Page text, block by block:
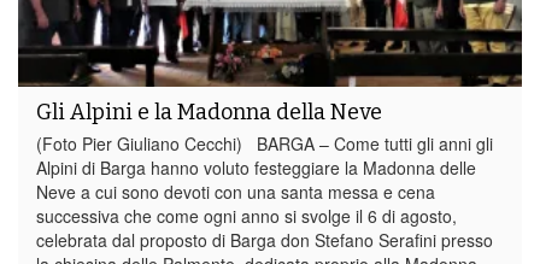
Gli Alpini e la Madonna della Neve
(Foto Pier Giuliano Cecchi) BARGA – Come tutti gli anni gli
Alpini di Barga hanno voluto festeggiare la Madonna delle
Neve a cui sono devoti con una santa messa e cena
successiva che come ogni anno si svolge il 6 di agosto,
celebrata dal proposto di Barga don Stefano Serafini presso